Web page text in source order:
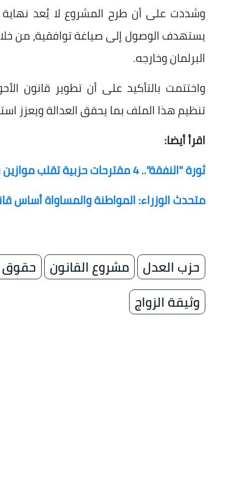
وشددت على أن طرح المشروع لا يُعد
يستهدف الوصول إلى صياغة توافقية، من
البرلمان وخارجه.
واختتمت بالتأكيد على أن تطوير قانون
تنظيم هذا الملف بما يحقق العدالة ويعزز
اقرأ أيضا:
ثورة "النفقة".. 4 مقترحات حزبية تقلب موازين قانون الأسرة
متحدث الوزراء: المواطنة والمساواة أساس
حزب العدل مشروع القانون حقوق
وثيقة الزواج